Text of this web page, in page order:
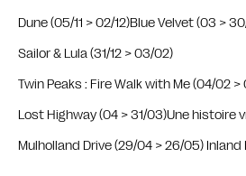
Dune (05/11 > 02/12)Blue Velvet (03 >
Sailor & Lula (31/12 > 03/02)
Twin Peaks : Fire Walk with Me (04/02
Lost Highway (04 > 31/03)Une histoire
Mulholland Drive (29/04 > 26/05) Inland